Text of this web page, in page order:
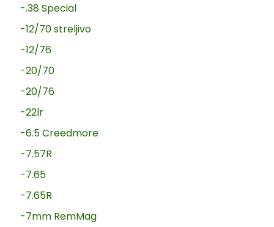
-.38 Special
-12/70 streljivo
-12/76
-20/70
-20/76
-22lr
-6.5 Creedmore
-7.57R
-7.65
-7.65R
-7mm RemMag